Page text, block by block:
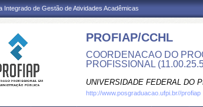
Integrado de Gestão de Atividades Acadêmicas
PROFIAP/CCHL
COORDENACAO DO
PROFISSIONAL
UNIVERSIDADE FEDERAL DO
http://www.posgraduacao.ufpi.br//profiap